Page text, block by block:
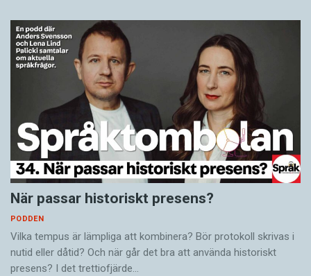
När passar historiskt presens?
PODDEN
Vilka tempus är lämpliga att kombinera? Bör protokoll skrivas i
nutid eller dåtid? Och när går det bra att använda historiskt
presens? I det trettiofjärde…